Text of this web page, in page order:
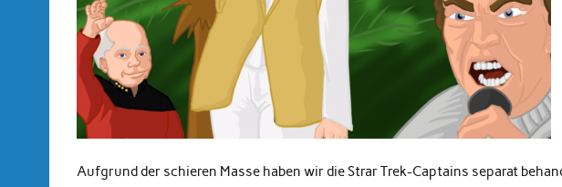
Aufgrund der schieren Masse haben wir die Strar Trek-Captains separat